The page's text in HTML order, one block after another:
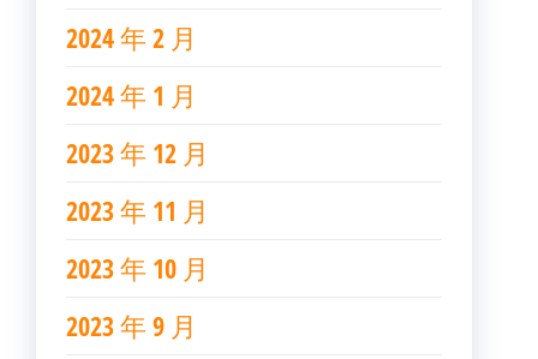
2024 年 2 月
2024 年 1 月
2023 年 12 月
2023 年 11 月
2023 年 10 月
2023 年 9 月